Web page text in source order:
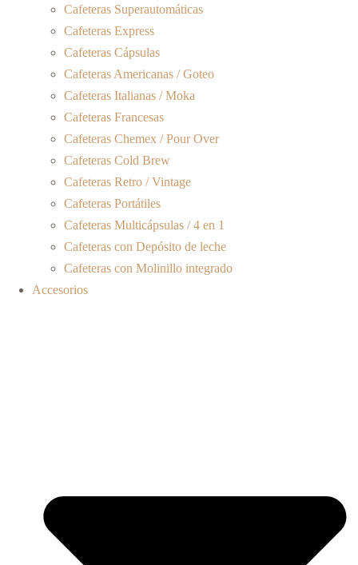
Cafeteras Superautomáticas
Cafeteras Express
Cafeteras Cápsulas
Cafeteras Americanas / Goteo
Cafeteras Italianas / Moka
Cafeteras Francesas
Cafeteras Chemex / Pour Over
Cafeteras Cold Brew
Cafeteras Retro / Vintage
Cafeteras Portátiles
Cafeteras Multicápsulas / 4 en 1
Cafeteras con Depósito de leche
Cafeteras con Molinillo integrado
Accesorios